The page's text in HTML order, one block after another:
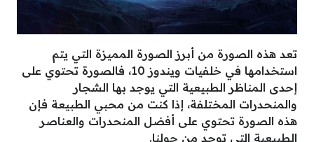
تعد هذه الصورة من أبرز الصورة المميزة التي يتم
استخدامها في خلفيات ويندوز 10، فالصورة تحتوي على
إحدى المناظر الطبيعية التي يوجد بها الشجار
والمنحدرات المختلفة، إذا كنت من محبي الطبيعة فإن
هذه الصورة تحتوي على أفضل المنحدرات والعناصر
الطبيعية التي توجد من حولنا.